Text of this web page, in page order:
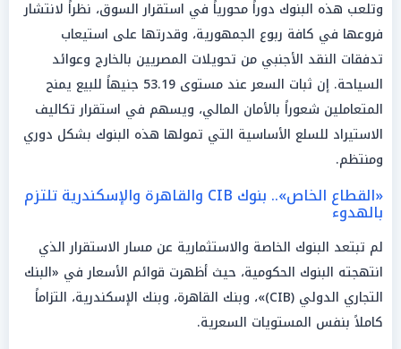
وتلعب هذه البنوك دوراً محورياً في استقرار السوق، نظراً لانتشار
فروعها في كافة ربوع الجمهورية، وقدرتها على استيعاب
تدفقات النقد الأجنبي من تحويلات المصريين بالخارج وعوائد
السياحة. إن ثبات السعر عند مستوى 53.19 جنيهاً للبيع يمنح
المتعاملين شعوراً بالأمان المالي، ويسهم في استقرار تكاليف
الاستيراد للسلع الأساسية التي تمولها هذه البنوك بشكل دوري
ومنتظم.
«القطاع الخاص».. بنوك CIB والقاهرة والإسكندرية تلتزم
بالهدوء
لم تبتعد البنوك الخاصة والاستثمارية عن مسار الاستقرار الذي
انتهجته البنوك الحكومية، حيث أظهرت قوائم الأسعار في «البنك
التجاري الدولي (CIB)»، وبنك القاهرة، وبنك الإسكندرية، التزاماً
كاملاً بنفس المستويات السعرية.